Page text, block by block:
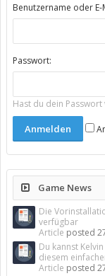
Benutzername oder E-
Passwort:
Hast du dein Passwort
Game News
Die
verfügbar
Article posted
Du kannst
diesem
Article posted